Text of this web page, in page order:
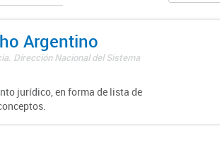
Argentino
Dirección Nacional del Sistema
jurídico, en forma de lista de